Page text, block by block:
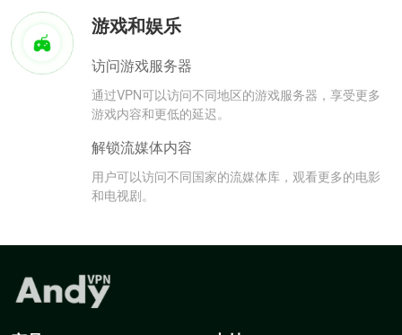
游戏和娱乐
访问游戏服务器
通过VPN可以访问不同地区的游戏服务器，享受更多
游戏内容和更低的延迟。
解锁流媒体内容
用户可以访问不同国家的流媒体库，观看更多的电影
和电视剧。